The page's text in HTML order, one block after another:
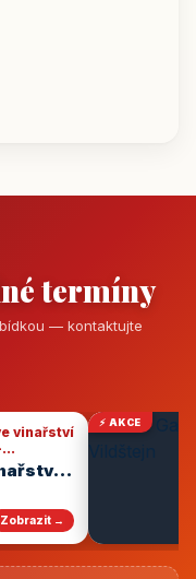
termíny
— kontaktujte
vinařství
Zobrazit →
⚡ AKCE